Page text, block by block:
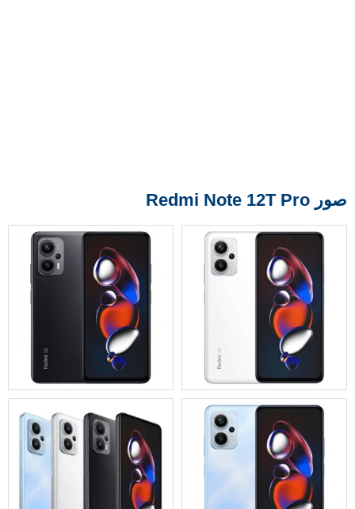
صور Redmi Note 12T Pro